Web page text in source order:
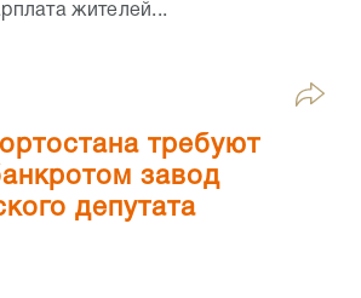
жителей...
требуют
завод
депутата